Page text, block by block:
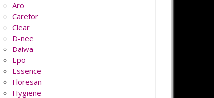
Aro
Carefor
Clear
D-nee
Daiwa
Epo
Essence
Floresan
Hygiene